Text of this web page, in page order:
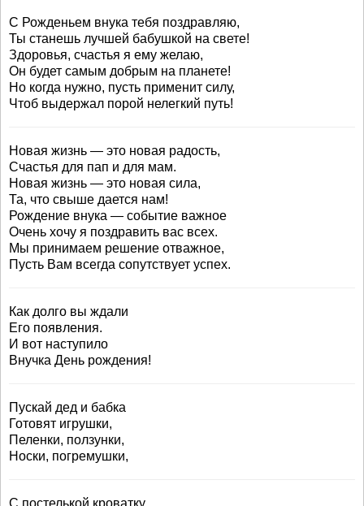
С Рожденьем внука тебя поздравляю,
Ты станешь лучшей бабушкой на свете!
Здоровья, счастья я ему желаю,
Он будет самым добрым на планете!
Но когда нужно, пусть применит силу,
Чтоб выдержал порой нелегкий путь!
Новая жизнь — это новая радость,
Счастья для пап и для мам.
Новая жизнь — это новая сила,
Та, что свыше дается нам!
Рождение внука — событие важное
Очень хочу я поздравить вас всех.
Мы принимаем решение отважное,
Пусть Вам всегда сопутствует успех.
Как долго вы ждали
Его появления.
И вот наступило
Внучка День рождения!
Пускай дед и бабка
Готовят игрушки,
Пеленки, ползунки,
Носки, погремушки,